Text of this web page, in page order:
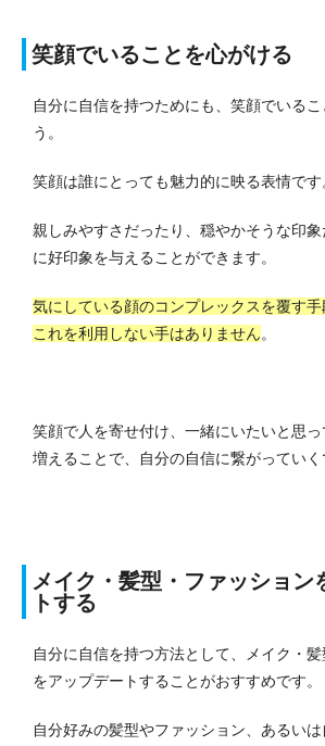
笑顔でいることを心がける
自分に自信を持つためにも、笑顔でいる
う。
笑顔は誰にとっても魅力的に映る表情です
親しみやすさだったり、穏やかそうな印
に好印象を与えることができます。
気にしている顔のコンプレックスを覆す手
これを利用しない手はありません。
笑顔で人を寄せ付け、一緒にいたいと思
増えることで、自分の自信に繋がっていく
メイク・髪型・ファッション
トする
自分に自信を持つ方法として、メイク・
をアップデートすることがおすすめです。
自分好みの髪型やファッション、あるい